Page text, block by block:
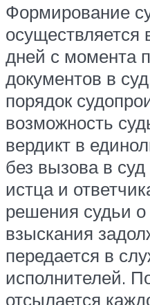
Формирование
осуществляется
дней с момента
документов в
порядок
возможность
вердикт в
без вызова в
истца и
решения судьи
взыскания
передается в
исполнителей.
отсылается